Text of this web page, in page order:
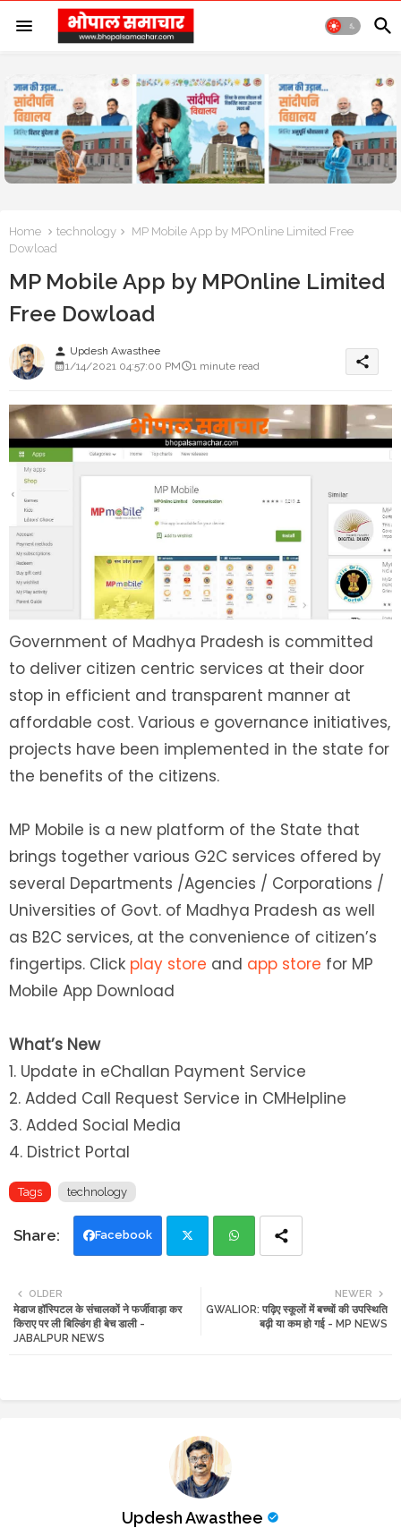
Home technology
MP Mobile App by MPOnline Limited Free
Dowload
MP Mobile App by MPOnline Limited
Free Dowload
person Updesh Awasthee
1/14/2021 04:57:00 PM
1 minute read share
Government of Madhya Pradesh is committed
to deliver citizen centric services at their door
stop in efficient and transparent manner at
affordable cost. Various e governance initiatives,
projects have been implemented in the state for
the benefits of the citizens.
MP Mobile is a new platform of the State that
brings together various G2C services offered by
several Departments /Agencies / Corporations /
Universities of Govt. of Madhya Pradesh as well
as B2C services, at the convenience of citizen’s
fingertips. Click play store and app store for MP
Mobile App Download
What’s New
1. Update in eChallan Payment Service
2. Added Call Request Service in CMHelpline
3. Added Social Media
4. District Portal
Tags technology
Facebook
tte ats
NEWER
GWALIOR: पढ़िए स्कूलों में बच्चों की उपस्थिति
बढ़ी या कम हो गई - MP NEWS
OLDER
मेडाज हॉस्पिटल के संचालकों ने फर्जीवाड़ा कर
किराए पर ली बिल्डिंग ही बेच डाली -
JABALPUR NEWS
Updesh Awasthee